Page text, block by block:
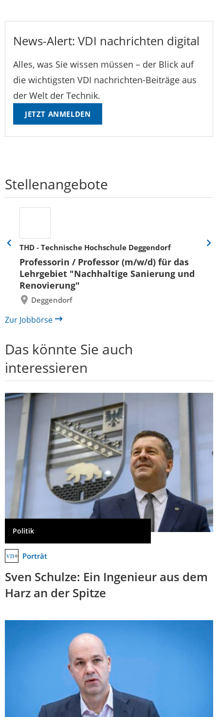
News-Alert: VDI nachrichten digital
Alles, was Sie wissen müssen – der Blick auf
die wichtigsten VDI nachrichten-Beiträge aus
der Welt der Technik.
JETZT ANMELDEN
Stellenangebote
THD - Technische Hochschule Deggendorf
Professorin / Professor (m/w/d) für das
Lehrgebiet "Nachhaltige Sanierung und
Renovierung"
Deggendorf
Eine
zurück
Eine
Zur Jobbörse
Das könnte Sie auch
interessieren
Politik
Porträt
Sven Schulze: Ein Ingenieur aus dem
Harz an der Spitze